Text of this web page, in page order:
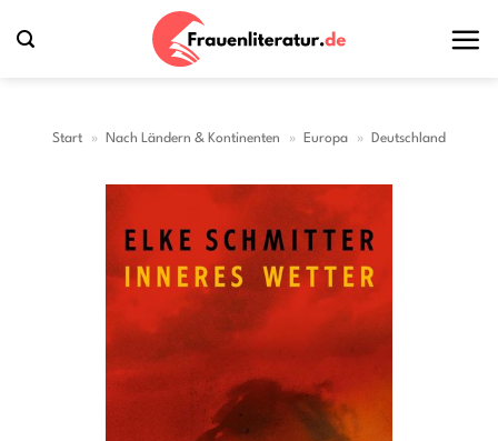
Inhalt
Start » Nach Ländern & Kontinenten » Europa » Deutschland